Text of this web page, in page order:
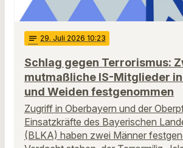
notes 29. Juli 2026 10:23
Schlag gegen Terrorismus:
mutmaßliche IS-Mitglieder
und Weiden festgenommen
Zugriff in Oberbayern und der
Einsatzkräfte des Bayerischen
(BLKA) haben zwei Männer